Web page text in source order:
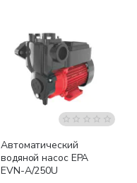
Автоматический
водяной насос EPA
EVN-A/250U